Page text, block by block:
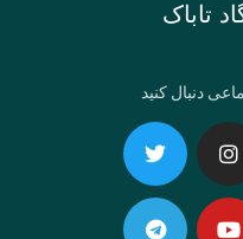
تاباک
دنبال کنید
Instagram
TwitterYoutube
Telegram